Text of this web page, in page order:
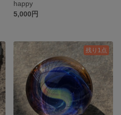
happy
5,000円
残り1点